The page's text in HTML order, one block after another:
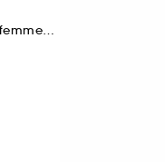
Eau de parfum pour femme aux senteurs orientales